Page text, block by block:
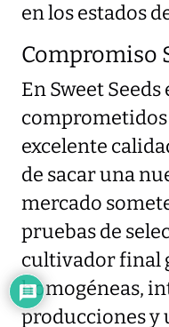
en los estados
Compromiso
En Sweet
comprometidos
excelente
de sacar una
mercado
pruebas de
cultivador final
homogéneas,
producciones y